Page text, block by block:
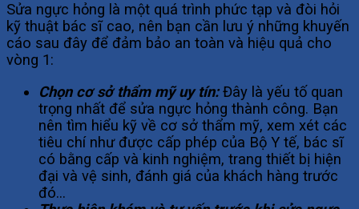
Sửa ngực hỏng là một quá trình phức tạp và đòi hỏi
kỹ thuật bác sĩ cao, nên bạn cần lưu ý những khuyến
cáo sau đây để đảm bảo an toàn và hiệu quả cho
vòng 1:
Chọn cơ sở thẩm mỹ uy tín:Đây là yếu tố quan
trọng nhất để sửa ngực hỏng thành công. Bạn
nên tìm hiểu kỹ về cơ sở thẩm mỹ, xem xét các
tiêu chí như được cấp phép của Bộ Y tế, bác sĩ
có bằng cấp và kinh nghiệm, trang thiết bị hiện
đại và vệ sinh, đánh giá của khách hàng trước
đó…